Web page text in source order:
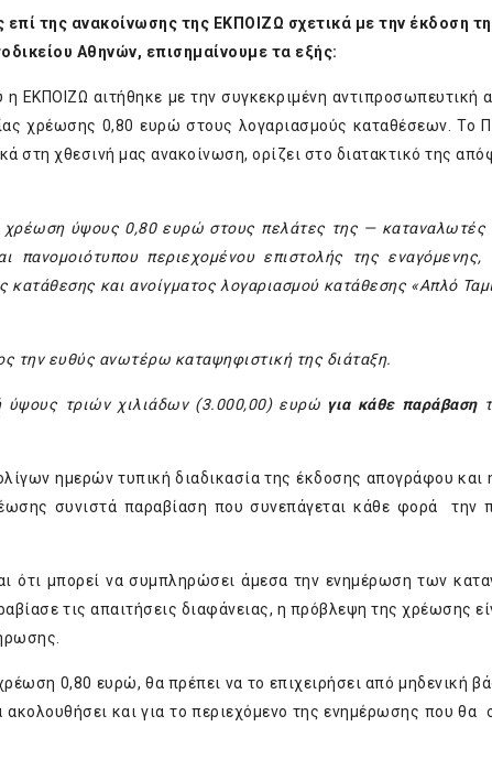
της ανακοίνωσης της ΕΚΠΟΙΖΩ σχετικά με την έκδοση
Αθηνών, επισημαίνουμε τα εξής:
ΕΚΠΟΙΖΩ αιτήθηκε με την συγκεκριμένη αντιπροσωπευτική
χρέωσης 0,80 ευρώ στους λογαριασμούς καταθέσεων. Το
στη χθεσινή μας ανακοίνωση, ορίζει στο διατακτικό της
χρέωση ύψους 0,80 ευρώ στους πελάτες της —
περιεχομένου επιστολής της εναγόμενης,
και ανοίγματος λογαριασμού κατάθεσης «Απλό
την ευθύς ανωτέρω καταψηφιστική της διάταξη.
ύψους τριών χιλιάδων (3.000,00) ευρώ για κάθε παράβαση
ημερών τυπική διαδικασία της έκδοσης απογράφου και
συνιστά παραβίαση που συνεπάγεται κάθε φορά την
ότι μπορεί να συμπληρώσει άμεσα την ενημέρωση των
τις απαιτήσεις διαφάνειας, η πρόβλεψη της χρέωσης
0,80 ευρώ, θα πρέπει να το επιχειρήσει από μηδενική
ακολουθήσει και για το περιεχόμενο της ενημέρωσης που θα